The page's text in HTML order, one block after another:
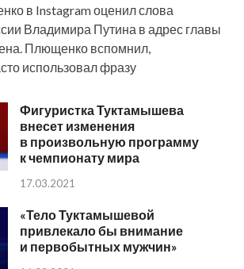
в Instagram оценил слова
Владимира Путина в адрес главы
Плющенко вспомнил,
использовал фразу
Фигуристка Туктамышева
внесет изменения
в произвольную программу
к чемпионату мира
17.03.2021
«Тело Туктамышевой
привлекало бы внимание
и первобытных мужчин»